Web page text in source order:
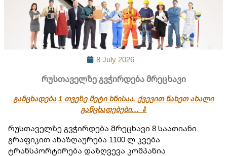
8 July 2026
რუსთაველზე გვჭირდება მრეცხავი
განცხადება 1 თვეზე მეტი ხნისაა, ქვევით ნახეთ ახალი
განცხადებები… ⇓
რუსთაველზე გვჭირდება მრეცხავი 8 საათიანი
გრაფიკით ანაზღაურება 1100 ლ კვება
ტრანსპორტირება დაზღვევა კომპანია